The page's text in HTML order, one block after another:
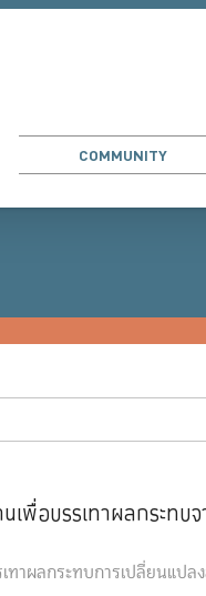
COMMUNITY
พื่อบรรเทาผลกระทบ
ทาผลกระทบการเปลี่ยนแป